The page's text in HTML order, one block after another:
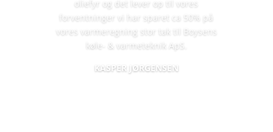
oliefyr og det lever op til vores
forventninger vi har sparet ca 50% på
vores varmeregning stor tak til Boysens
køle- & varmeteknik ApS.​
KASPER JØRGENSEN